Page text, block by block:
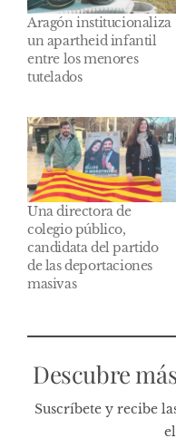
Aragón institucionaliza
un apartheid infantil
entre los menores
tutelados
Una directora de
colegio público,
candidata del partido
de las deportaciones
masivas
Descubre
Suscríbete y recibe